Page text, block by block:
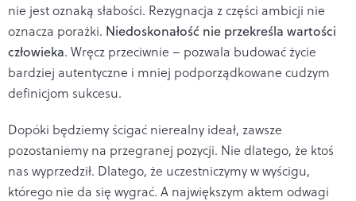
nie jest oznaką słabości. Rezygnacja z części ambicji nie
oznacza porażki. Niedoskonałość nie przekreśla wartości
człowieka. Wręcz przeciwnie – pozwala budować życie
bardziej autentyczne i mniej podporządkowane cudzym
definicjom sukcesu.
Dopóki będziemy ścigać nierealny ideał, zawsze
pozostaniemy na przegranej pozycji. Nie dlatego, że ktoś
nas wyprzedził. Dlatego, że uczestniczymy w wyścigu,
którego nie da się wygrać. A największym aktem odwagi